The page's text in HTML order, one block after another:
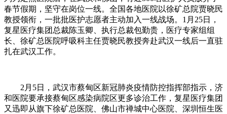
春节假期，坚守在岗位一线。全国各地医院以徐矿总院贾晓民
教授领衔，一批批医护志愿者主动加入一线战场。1月25日，
复星医疗集团总裁陈玉卿、执行总裁包勤贵，医疗专家组组
长、徐矿总医院呼吸科主任贾晓民教授奔赴武汉一线后一直驻
扎在武汉工作。
2月5日，武汉市蔡甸区新冠肺炎疫情防控指挥部指示，济
和医院要承接蔡甸区感染病院区更多诊治工作，复星医疗集团
又迅即从旗下徐矿总医院、佛山市禅城中心医院、深圳恒生医